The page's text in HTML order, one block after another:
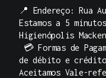
📍 Endereço: Rua
Estamos a 5
Higienópolis
💳 Formas de
de débito e
Aceitamos Vale-